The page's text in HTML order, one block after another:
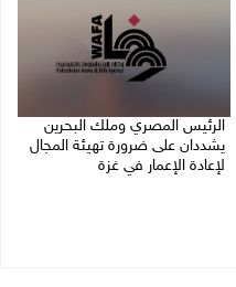
الرئيس المصري وملك البحرين
يشددان على ضرورة تهيئة المجال
لإعادة الإعمار في غزة